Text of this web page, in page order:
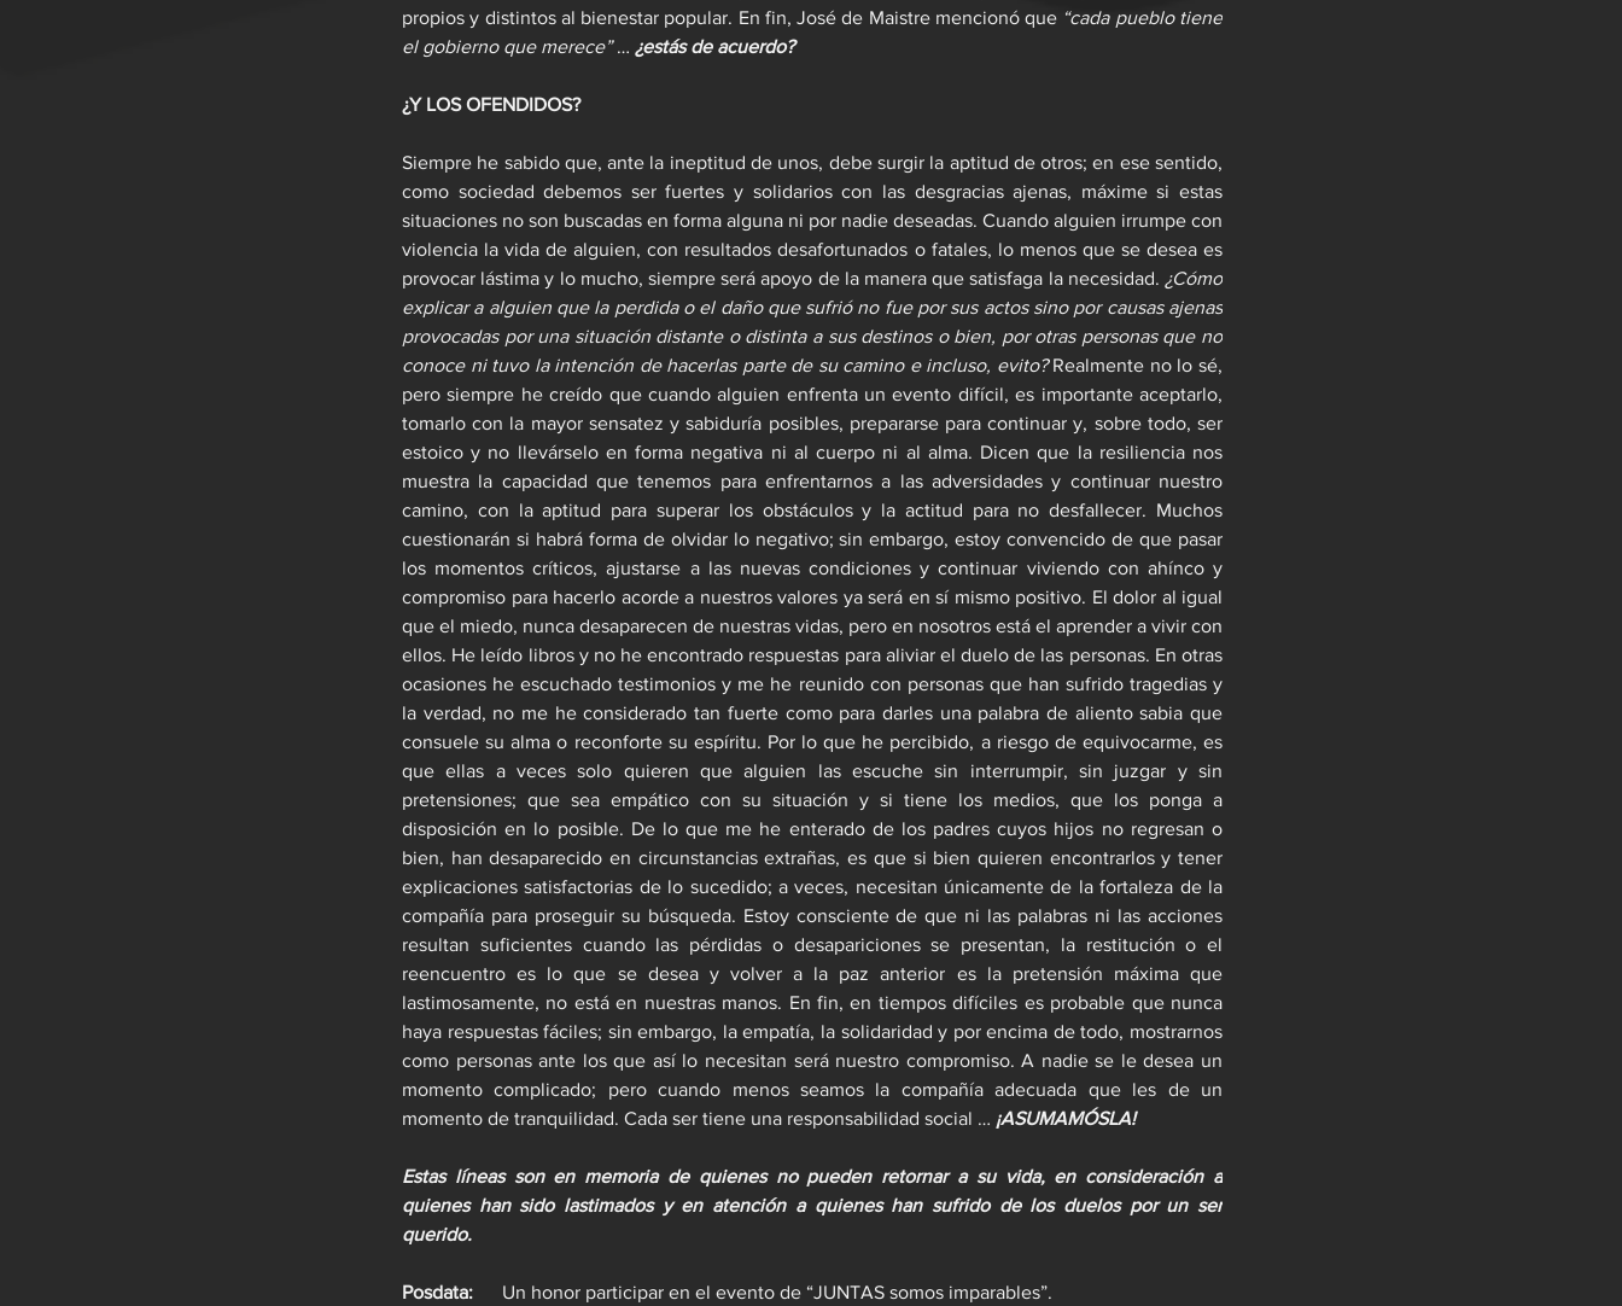
propios y distintos al bienestar popular. En fin, José de Maistre mencionó que “cada pueblo tiene
el gobierno que merece” … ¿estás de acuerdo?
¿Y LOS OFENDIDOS?
Siempre he sabido que, ante la ineptitud de unos, debe surgir la aptitud de otros; en ese sentido,
como sociedad debemos ser fuertes y solidarios con las desgracias ajenas, máxime si estas
situaciones no son buscadas en forma alguna ni por nadie deseadas. Cuando alguien irrumpe con
violencia la vida de alguien, con resultados desafortunados o fatales, lo menos que se desea es
provocar lástima y lo mucho, siempre será apoyo de la manera que satisfaga la necesidad. ¿Cómo
explicar a alguien que la perdida o el daño que sufrió no fue por sus actos sino por causas ajenas
provocadas por una situación distante o distinta a sus destinos o bien, por otras personas que no
conoce ni tuvo la intención de hacerlas parte de su camino e incluso, evito? Realmente no lo sé,
pero siempre he creído que cuando alguien enfrenta un evento difícil, es importante aceptarlo,
tomarlo con la mayor sensatez y sabiduría posibles, prepararse para continuar y, sobre todo, ser
estoico y no llevárselo en forma negativa ni al cuerpo ni al alma. Dicen que la resiliencia nos
muestra la capacidad que tenemos para enfrentarnos a las adversidades y continuar nuestro
camino, con la aptitud para superar los obstáculos y la actitud para no desfallecer. Muchos
cuestionarán si habrá forma de olvidar lo negativo; sin embargo, estoy convencido de que pasar
los momentos críticos, ajustarse a las nuevas condiciones y continuar viviendo con ahínco y
compromiso para hacerlo acorde a nuestros valores ya será en sí mismo positivo. El dolor al igual
que el miedo, nunca desaparecen de nuestras vidas, pero en nosotros está el aprender a vivir con
ellos. He leído libros y no he encontrado respuestas para aliviar el duelo de las personas. En otras
ocasiones he escuchado testimonios y me he reunido con personas que han sufrido tragedias y
la verdad, no me he considerado tan fuerte como para darles una palabra de aliento sabia que
consuele su alma o reconforte su espíritu. Por lo que he percibido, a riesgo de equivocarme, es
que ellas a veces solo quieren que alguien las escuche sin interrumpir, sin juzgar y sin
pretensiones; que sea empático con su situación y si tiene los medios, que los ponga a
disposición en lo posible. De lo que me he enterado de los padres cuyos hijos no regresan o
bien, han desaparecido en circunstancias extrañas, es que si bien quieren encontrarlos y tener
explicaciones satisfactorias de lo sucedido; a veces, necesitan únicamente de la fortaleza de la
compañía para proseguir su búsqueda. Estoy consciente de que ni las palabras ni las acciones
resultan suficientes cuando las pérdidas o desapariciones se presentan, la restitución o el
reencuentro es lo que se desea y volver a la paz anterior es la pretensión máxima que
lastimosamente, no está en nuestras manos. En fin, en tiempos difíciles es probable que nunca
haya respuestas fáciles; sin embargo, la empatía, la solidaridad y por encima de todo, mostrarnos
como personas ante los que así lo necesitan será nuestro compromiso. A nadie se le desea un
momento complicado; pero cuando menos seamos la compañía adecuada que les de un
momento de tranquilidad. Cada ser tiene una responsabilidad social … ¡ASUMAMÓSLA!
Estas líneas son en memoria de quienes no pueden retornar a su vida, en consideración a
quienes han sido lastimados y en atención a quienes han sufrido de los duelos por un ser
querido.
Posdata: Un honor participar en el evento de “JUNTAS somos imparables”.